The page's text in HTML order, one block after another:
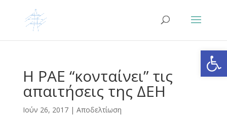
Η ΡΑΕ “κονταίνει” τις
απαιτήσεις της ΔΕΗ
Ιούν 26, 2017| Αποδελτίωση